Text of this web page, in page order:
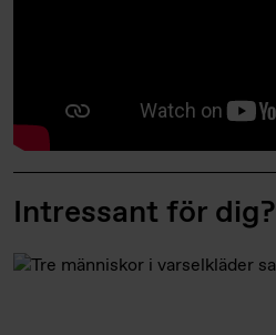
Intressant för dig?